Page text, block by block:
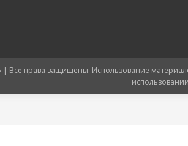
| Все права защищены. Использование